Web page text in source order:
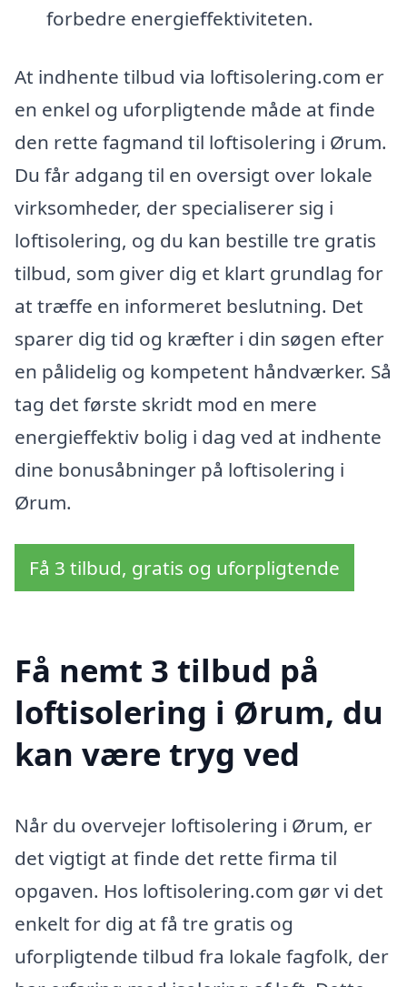
forbedre energieffektiviteten.
At indhente tilbud via loftisolering.com er
en enkel og uforpligtende måde at finde
den rette fagmand til loftisolering i Ørum.
Du får adgang til en oversigt over lokale
virksomheder, der specialiserer sig i
loftisolering, og du kan bestille tre gratis
tilbud, som giver dig et klart grundlag for
at træffe en informeret beslutning. Det
sparer dig tid og kræfter i din søgen efter
en pålidelig og kompetent håndværker. Så
tag det første skridt mod en mere
energieffektiv bolig i dag ved at indhente
dine bonusåbninger på loftisolering i
Ørum.
Få 3 tilbud, gratis og uforpligtende
Få nemt 3 tilbud på
loftisolering i Ørum, du
kan være tryg ved
Når du overvejer loftisolering i Ørum, er
det vigtigt at finde det rette firma til
opgaven. Hos loftisolering.com gør vi det
enkelt for dig at få tre gratis og
uforpligtende tilbud fra lokale fagfolk, der